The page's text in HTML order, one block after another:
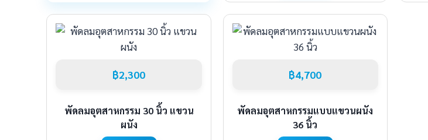
฿2,300
พัดลมอุตสาหกรรม 30 นิ้ว แขวน
ผนัง
฿4,700
พัดลมอุตสาหกรรมแบบแขวนผนัง
36 นิ้ว